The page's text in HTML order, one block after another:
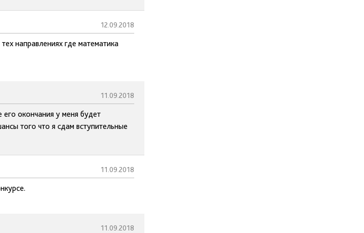
12.09.2018
направлениях где математика
11.09.2018
окончания у меня будет
того что я сдам вступительные
11.09.2018
11.09.2018